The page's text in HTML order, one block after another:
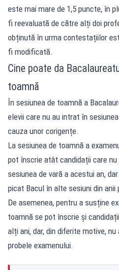
este mai mare de 1,5 puncte, în
fi reevaluată de către alți doi
obținută în urma contestațiilor
fi modificată.
Cine poate da
toamnă
În sesiunea de toamnă a
elevii care nu au intrat în
cauza unor corigențe.
La sesiunea de toamnă a
pot înscrie atât candidații care
sesiunea de vară a acestui an,
picat Bacul în alte sesiuni din anii
De asemenea, pentru a susține
toamnă se pot înscrie și
alți ani, dar, din diferite motive,
probele examenului.